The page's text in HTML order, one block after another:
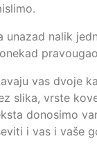
unazad nalik
vas dvoje
slika, vrste
donosimo
i vas i vaše